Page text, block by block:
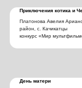
Приключения котика и
Платонова Авелия
район, с. Качикатцы
конкурс «Мир
День матери